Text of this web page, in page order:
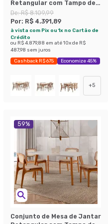
Retangular com Tampo de
Vidro Off White Baobá e 4
Cadeiras Oiti Linho Cru e
Madeira 130 cm
De:R$ 8.109,99
Por: R$ 4.391,89
à vista com Pix ou 1x no Cartão de
Crédito
ou R$ 4.879,88 em até10x de R$
487,98 sem juros
Cashback R$ 675 Economize 45%
+5
59%
Conjunto de Mesa de Jantar